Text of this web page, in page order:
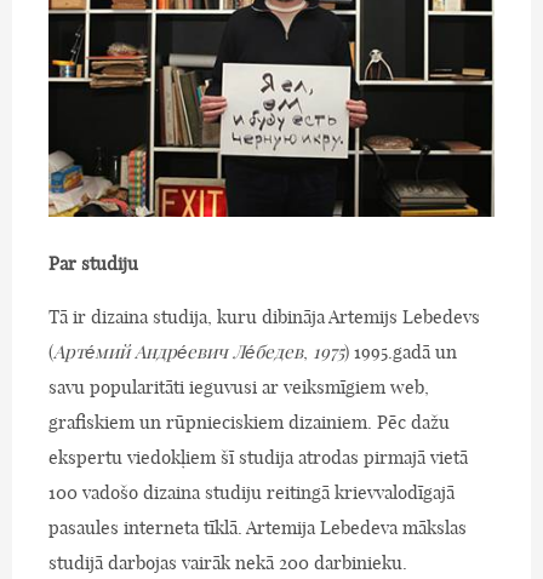
Par studiju
Tā ir dizaina studija, kuru dibināja Artemijs Lebedevs
(Арте́мий Андре́евич Ле́бедев, 1975) 1995.gadā un
savu popularitāti ieguvusi ar veiksmīgiem web,
grafiskiem un rūpnieciskiem dizainiem. Pēc dažu
ekspertu viedokļiem šī studija atrodas pirmajā vietā
100 vadošo dizaina studiju reitingā krievvalodīgajā
pasaules interneta tīklā. Artemija Lebedeva mākslas
studijā darbojas vairāk nekā 200 darbinieku.